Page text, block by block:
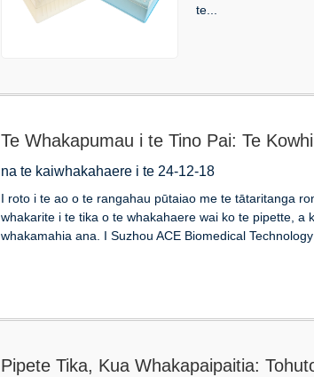
te...
Te Whakapumau i te Tino Pai: Te
na te kaiwhakahaere i te 24-12-18
I roto i te ao o te rangahau pūtaiao me te tātaritanga
whakarite i te tika o te whakahaere wai ko te pipette,
whakamahia ana. I Suzhou ACE Biomedical
Pipete Tika, Kua Whakapaipaitia: